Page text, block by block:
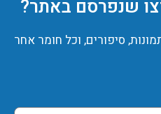
שנפרסם באתר?
סיפורים, וכל חומר אחר